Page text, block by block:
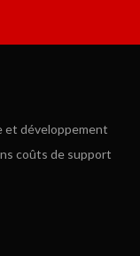
et développement
coûts de support